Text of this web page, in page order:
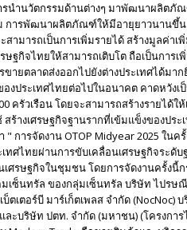
ำนวัตกรรมด้านต่างๆ มาพัฒนาผลิตภั
การพัฒนาผลิตภัณฑ์ให้มีอายุยาวนานขึ้
ารถเป็นการเพิ่มรายได้ สร้างมูลค่าเ
ฐกิจไทยให้สามารถเติบโต ถือเป็นการ
ยตลาดส่งออกไปยังต่างประเทศได้มา
ประเทศไทยต่อไปในอนาคต คาดหวังเ
ครัวเรือน โดยจะสามารถสร้างรายได้ใ
างเศรษฐกิจฐานรากที่เข้มแข็งของปร
ารจัดงาน OTOP Midyear 2025 ในค
ศไทยผ่านการขับเคลื่อนเศรษฐกิจระดับ
เศรษฐกิจในชุมชน โดยการจัดงานครั้
เซ็นทรัล ของกลุ่มเซ็นทรัล บริษัท ไปร
เตอร์บี มาร์เก็ตเพลส จำกัด (NocNoc)
ะบริษัท ปตท. จำกัด (มหาชน) (โครงกา